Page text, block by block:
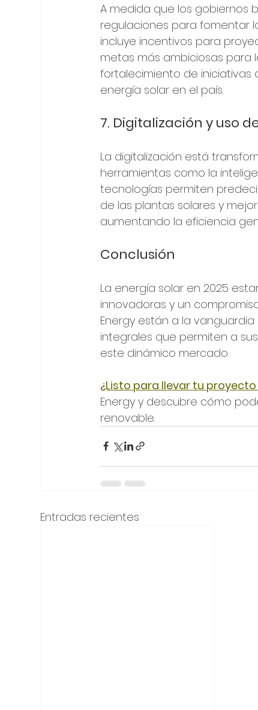
A medida que los gobiernos
regulaciones para fomentar
incluye incentivos para
metas más ambiciosas para
fortalecimiento de iniciativas
energía solar en el país.
7. Digitalización y uso
La digitalización está
herramientas como la
tecnologías permiten
de las plantas solares y
aumentando la eficiencia
Conclusión
La energía solar en 2025
innovadoras y un
Energy están a la
integrales que permiten a
este dinámico mercado.
¿Listo para llevar tu
Energy y descubre cómo
renovable.
Entradas recientes